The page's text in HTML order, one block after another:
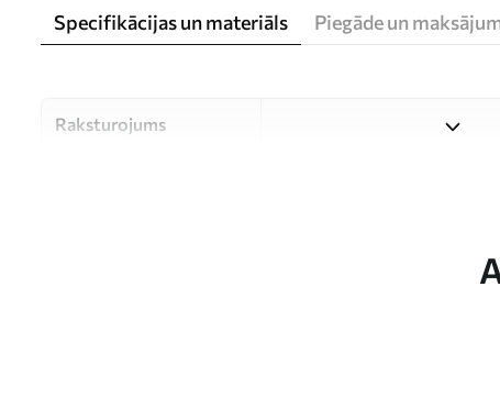
Specifikācijas un materiāls Piegāde un
Raksturojums